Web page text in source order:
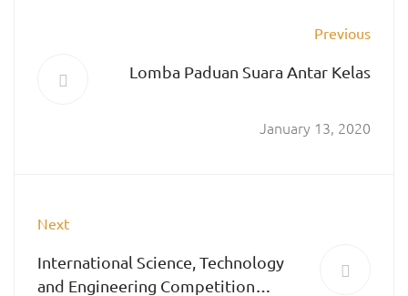
Previous
Lomba Paduan Suara Antar Kelas
January 13, 2020
Next
International Science, Technology
and Engineering Competition